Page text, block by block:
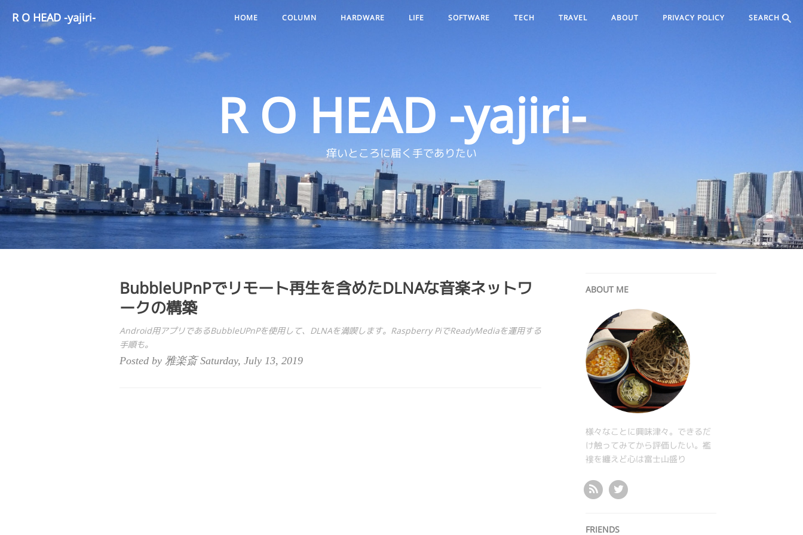
R O HEAD -yajiri- HOME COLUMN HARDWARE LIFE SOFTWARE TECH TRAVEL ABOUT PRIVACY POLICY SEARCH
R O HEAD -yajiri-
痒いところに届く手でありたい
BubbleUPnPでリモート再生を含めたDLNAな音楽ネットワ
ークの構築
Android用アプリであるBubbleUPnPを使用して、DLNAを満喫します。Raspberry PiでReadyMediaを運用する
手順も。
Posted by 雅楽斎 Saturday, July 13, 2019
ABOUT ME
様々なことに興味津々。できるだ
け触ってみてから評価したい。襤
褸を纏えど心は富士山盛り
FRIENDS